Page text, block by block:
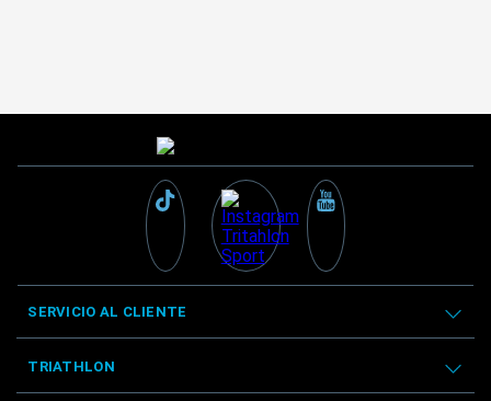
SERVICIO AL CLIENTE
TRIATHLON